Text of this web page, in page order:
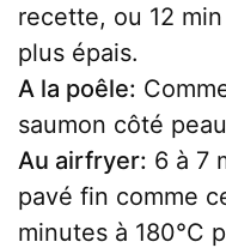
recette, ou 12
plus épais.
A la poêle:
saumon côté
Au airfryer: 6 à 7
pavé fin comme
minutes à 180°C